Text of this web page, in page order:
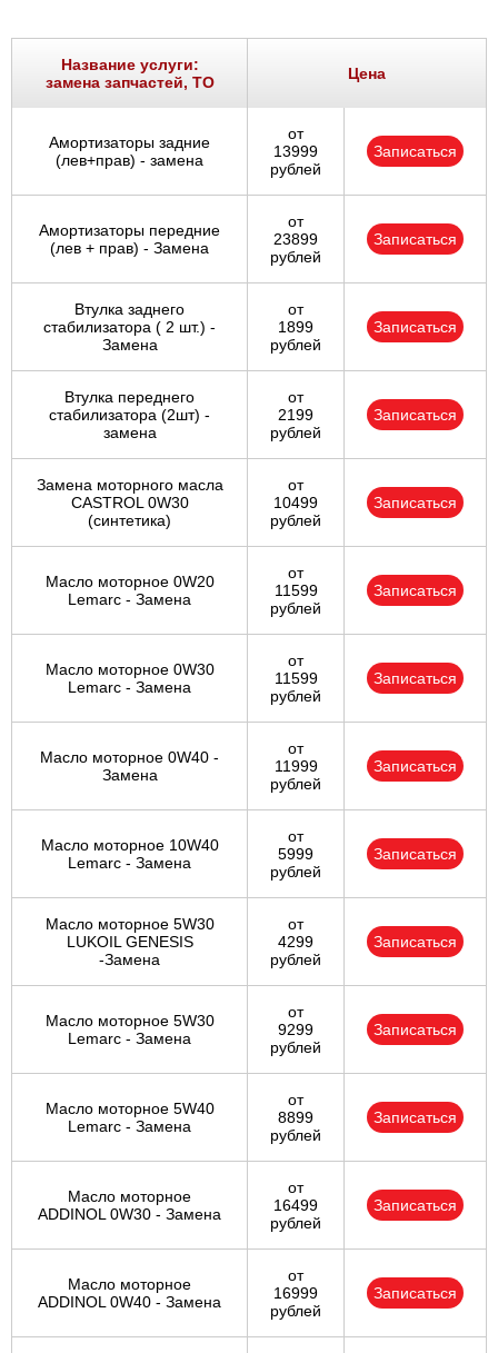
Название услуги:
замена запчастей, ТО
Цена
Амортизаторы задние
(лев+прав) - замена
от
13999
рублей
Записаться
Амортизаторы передние
(лев + прав) - Замена
от
23899
рублей
Записаться
Втулка заднего
стабилизатора ( 2 шт.) -
Замена
от
1899
рублей
Записаться
Втулка переднего
стабилизатора (2шт) -
замена
от
2199
рублей
Записаться
Замена моторного масла
CASTROL 0W30
(синтетика)
от
10499
рублей
Записаться
Масло моторное 0W20
Lemarc - Замена
от
11599
рублей
Записаться
Масло моторное 0W30
Lemarc - Замена
от
11599
рублей
Записаться
Масло моторное 0W40 -
Замена
от
11999
рублей
Записаться
Масло моторное 10W40
Lemarc - Замена
от
5999
рублей
Записаться
Масло моторное 5W30
LUKOIL GENESIS
-Замена
от
4299
рублей
Записаться
Масло моторное 5W30
Lemarc - Замена
от
9299
рублей
Записаться
Масло моторное 5W40
Lemarc - Замена
от
8899
рублей
Записаться
Масло моторное
ADDINOL 0W30 - Замена
от
16499
рублей
Записаться
Масло моторное
ADDINOL 0W40 - Замена
от
16999
рублей
Записаться